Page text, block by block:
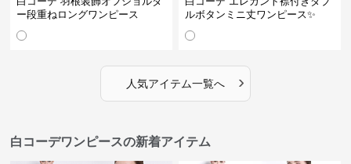
ー段重ねロングワンピース
ルボタンミニ丈ワンピース✨
人気アイテム一覧へ ›
白コーデワンピースの新着アイテム